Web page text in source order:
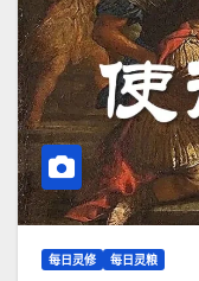
每日灵修 每日灵粮